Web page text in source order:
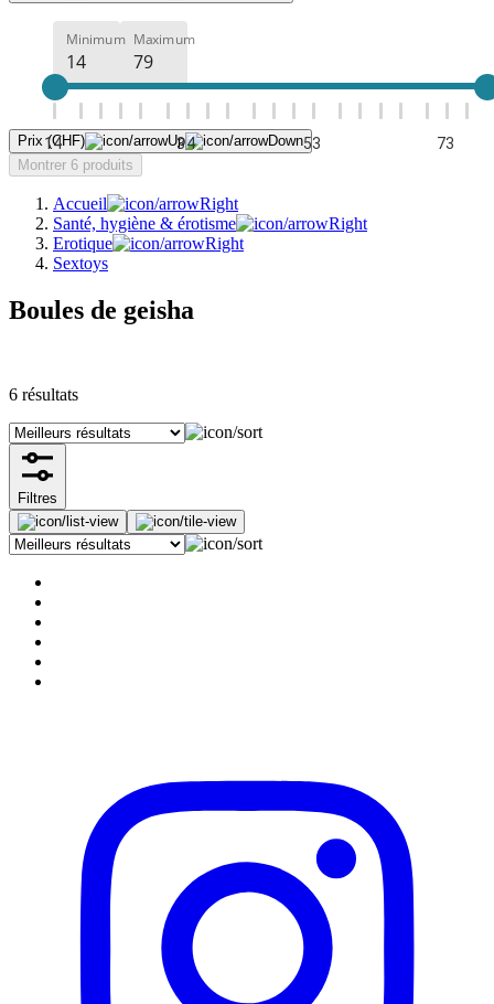
Minimum Maximum
14 34 53 73
Prix (CHF)
Montrer 6 produits
Accueil
Santé, hygiène & érotisme
Erotique
Sextoys
Boules de geisha
6 résultats
Filtres